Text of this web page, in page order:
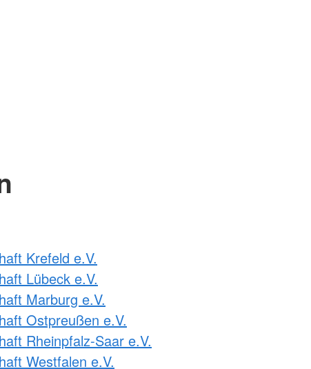
Krefeld e.V.
Lübeck e.V.
Marburg e.V.
Ostpreußen e.V.
Rheinpfalz-Saar e.V.
Westfalen e.V.